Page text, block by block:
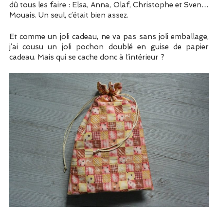
dû tous les faire : Elsa, Anna, Olaf, Christophe et Sven…
Mouais. Un seul, c’était bien assez.
Et comme un joli cadeau, ne va pas sans joli emballage,
j’ai cousu un joli pochon doublé en guise de papier
cadeau. Mais qui se cache donc à l’intérieur ?